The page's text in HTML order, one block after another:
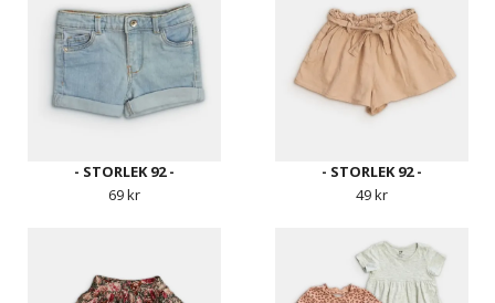
- STORLEK 92 -
69 kr
- STORLEK 92 -
49 kr